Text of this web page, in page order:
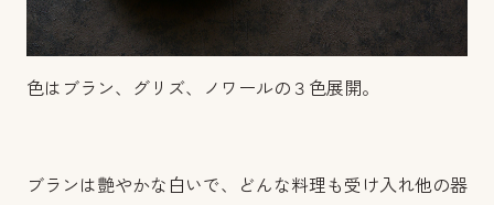
色はブラン、グリズ、ノワールの３色展開。
ブランは艶やかな白いで、どんな料理も受け入れ他の器